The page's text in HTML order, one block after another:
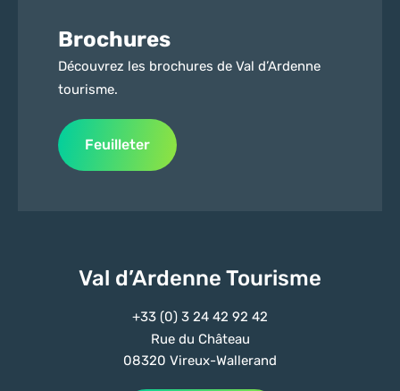
Brochures
Découvrez les brochures de Val d’Ardenne
tourisme.
Feuilleter
Val d’Ardenne Tourisme
+33 (0) 3 24 42 92 42
Rue du Château
08320 Vireux-Wallerand